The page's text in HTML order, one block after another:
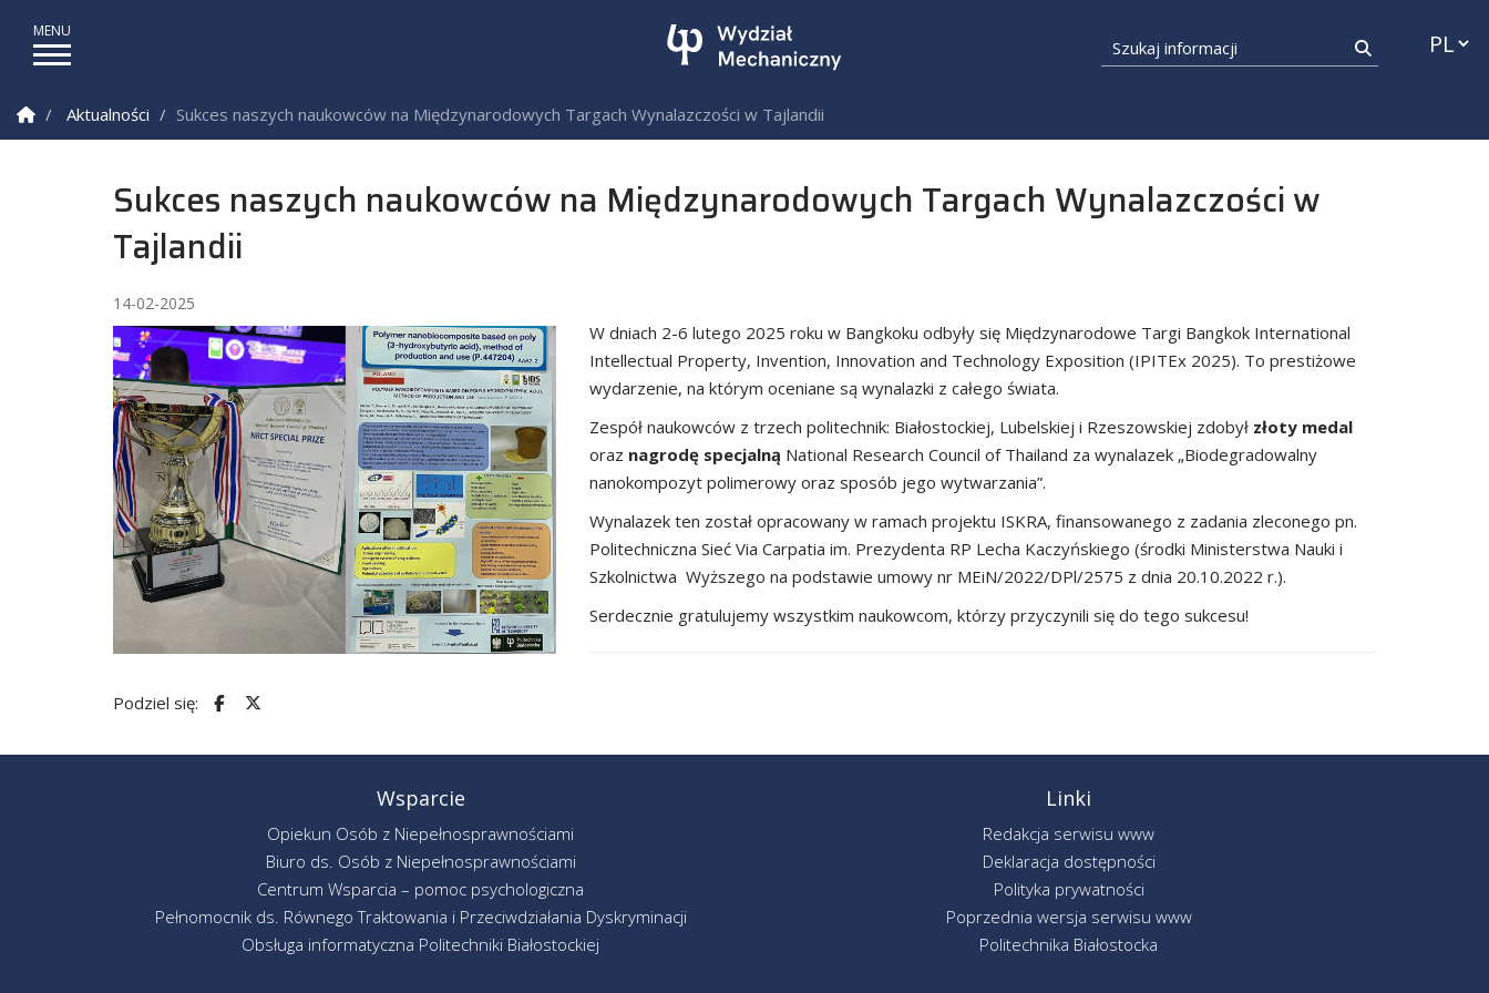
Szukaj informacji
Strona Główna
Aktualności Sukces naszych naukowców na Międzynarodowych Targach Wynalazczości w Tajlandii
Sukces naszych naukowców na Międzynarodowych Targach Wynalazczości w
Tajlandii
14-02-2025
W dniach 2-6 lutego 2025 roku w Bangkoku odbyły się Międzynarodowe Targi Bangkok International
Intellectual Property, Invention, Innovation and Technology Exposition (IPITEx 2025). To prestiżowe
wydarzenie, na którym oceniane są wynalazki z całego świata.
Zespół naukowców z trzech politechnik: Białostockiej, Lubelskiej i Rzeszowskiej zdobył złoty medal
oraz nagrodę specjalną National Research Council of Thailand za wynalazek „Biodegradowalny
nanokompozyt polimerowy oraz sposób jego wytwarzania”.
Wynalazek ten został opracowany w ramach projektu ISKRA, finansowanego z zadania zleconego pn.
Politechniczna Sieć Via Carpatia im. Prezydenta RP Lecha Kaczyńskiego (środki Ministerstwa Nauki i
Szkolnictwa Wyższego na podstawie umowy nr MEiN/2022/DPl/2575 z dnia 20.10.2022 r.).
Serdecznie gratulujemy wszystkim naukowcom, którzy przyczynili się do tego sukcesu!
Podziel się:
Wsparcie
Opiekun Osób z Niepełnosprawnościami
Biuro ds. Osób z Niepełnosprawnościami
Centrum Wsparcia – pomoc psychologiczna
Pełnomocnik ds. Równego Traktowania i Przeciwdziałania Dyskryminacji
Obsługa informatyczna Politechniki Białostockiej
Linki
Redakcja serwisu www
Deklaracja dostępności
Polityka prywatności
Poprzednia wersja serwisu www
Politechnika Białostocka